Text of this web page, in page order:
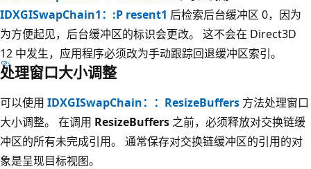
IDXGISwapChain1：:P resent1 后检索后台缓冲区 0，因为
为方便起见，后台缓冲区的标识会更改。 这不会在 Direct3D
12 中发生，应用程序必须改为手动跟踪回退缓冲区索引。
处理窗口大小调整
可以使用 IDXGISwapChain：：ResizeBuffers 方法处理窗口
大小调整。 在调用 ResizeBuffers 之前，必须释放对交换链缓
冲区的所有未完成引用。 通常保存对交换链缓冲区的引用的对
象是呈现目标视图。